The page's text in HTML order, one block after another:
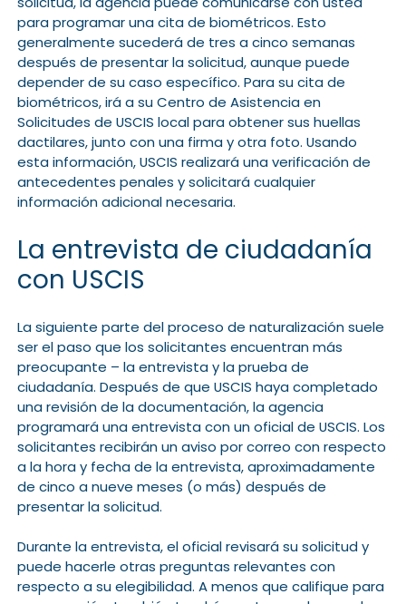
para programar una cita de biométricos. Esto
generalmente sucederá de tres a cinco semanas
después de presentar la solicitud, aunque puede
depender de su caso específico. Para su cita de
biométricos, irá a su Centro de Asistencia en
Solicitudes de USCIS local para obtener sus huellas
dactilares, junto con una firma y otra foto. Usando
esta información, USCIS realizará una verificación de
antecedentes penales y solicitará cualquier
información adicional necesaria.
La entrevista de ciudadanía
con USCIS
La siguiente parte del proceso de naturalización suele
ser el paso que los solicitantes encuentran más
preocupante – la entrevista y la prueba de
ciudadanía. Después de que USCIS haya completado
una revisión de la documentación, la agencia
programará una entrevista con un oficial de USCIS. Los
solicitantes recibirán un aviso por correo con respecto
a la hora y fecha de la entrevista, aproximadamente
de cinco a nueve meses (o más) después de
presentar la solicitud.
Durante la entrevista, el oficial revisará su solicitud y
puede hacerle otras preguntas relevantes con
respecto a su elegibilidad. A menos que califique para